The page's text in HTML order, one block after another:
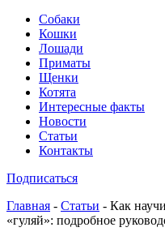
Собаки
Кошки
Лошади
Приматы
Щенки
Котята
Интересные факты
Новости
Статьи
Контакты
Подписаться
Главная - Статьи - Как
«гуляй»: подробное